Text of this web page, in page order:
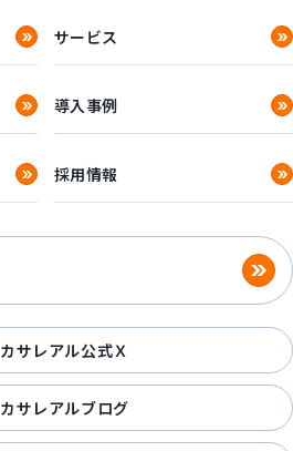
サービス
導入事例
採用情報
カサレアル公式Ｘ
カサレアルブログ